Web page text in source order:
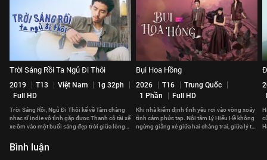
Trời Sáng Rồi Ta Ngủ Đi Thôi
2019 T13 Việt Nam
1g 32ph
Full HD
Trời Sáng Rồi, Ngủ Đi Thôi kể về Tâm chàng
nhạc sĩ indie vô tình gặp được Thanh cô tài xế
xe ôm vào một buổi sáng đẹp trời giữa lòng
Bụi Hoa Hồng
2026 T16
Trung Quốc
1 Phần
Full HD
Khi nhà kiểm định tình yêu rơi vào vòng xoáy
tình cảm phức tạp. Nội tâm Lý Hiểu Hề không
ngừng giằng xé giữa hai chàng trai, giữa lý trí
Bình luận